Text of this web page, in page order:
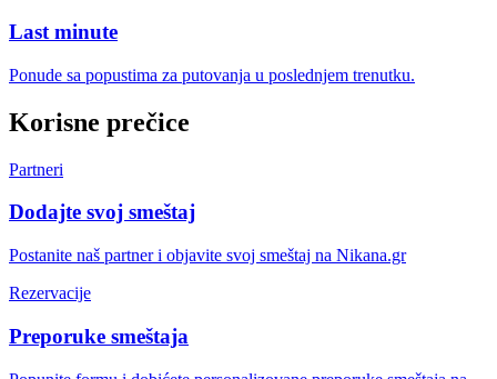
Last minute
Ponude sa popustima za putovanja u poslednjem trenutku.
Korisne prečice
Partneri
Dodajte svoj smeštaj
Postanite naš partner i objavite svoj smeštaj na Nikana.gr
Rezervacije
Preporuke smeštaja